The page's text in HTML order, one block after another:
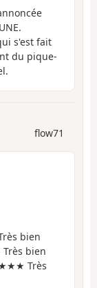
s'est fait
du pique-
flow71
bien
bien
Très